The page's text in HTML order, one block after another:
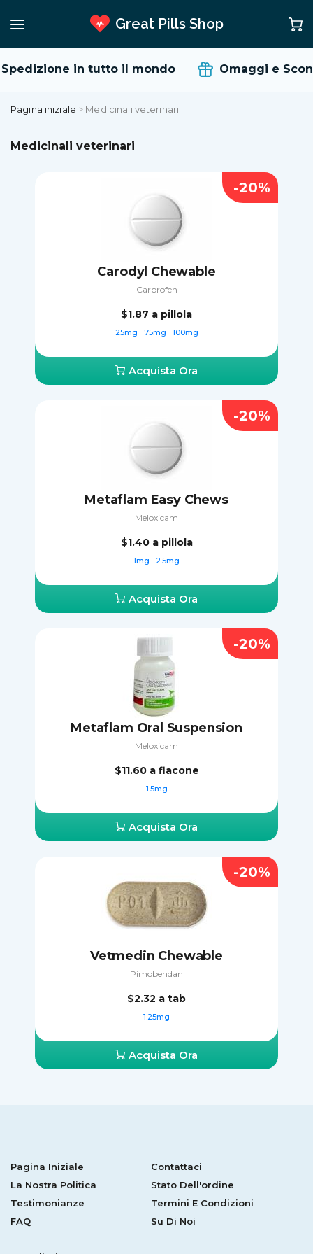
Great Pills Shop
in tutto il mondo Omaggi e
Pagina iniziale > Medicinali veterinari
Medicinali veterinari
Carodyl Chewable
Carprofen
$1.87 a pillola
25mg 75mg 100mg
Acquista Ora
-20%
Metaflam Easy Chews
Meloxicam
$1.40 a pillola
1mg 2.5mg
Acquista Ora
-20%
Metaflam Oral Suspension
Meloxicam
$11.60 a flacone
1.5mg
Acquista Ora
-20%
Vetmedin Chewable
Pimobendan
$2.32 a tab
1.25mg
Acquista Ora
-20%
Pagina Iniziale
Contattaci
La Nostra Politica
Stato Dell'ordine
Testimonianze
Termini E Condizioni
FAQ
Su Di Noi